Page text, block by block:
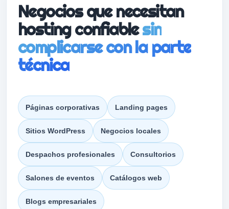
Negocios que necesitan
hosting confiablesin
complicarse con la parte
técnica
Páginas corporativas Landing pages
Sitios WordPress Negocios locales
Despachos profesionales Consultorios
Salones de eventos Catálogos web
Blogs empresariales